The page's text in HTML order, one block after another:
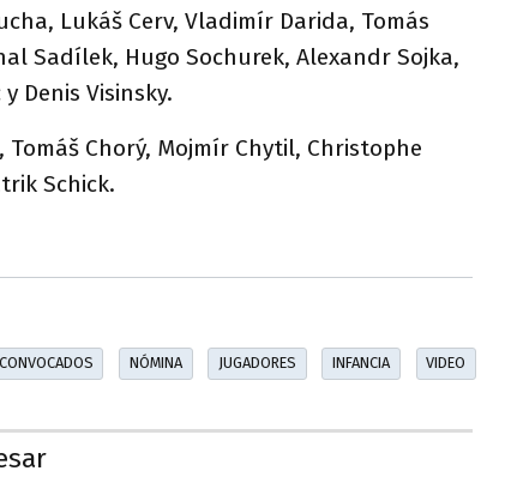
Lukáš Cerv, Vladimír Darida, Tomás
Sadílek, Hugo Sochurek, Alexandr Sojka,
Denis Visinsky.
Tomáš Chorý, Mojmír Chytil, Christophe
Schick.
CONVOCADOS NÓMINA JUGADORES INFANCIA VIDEO